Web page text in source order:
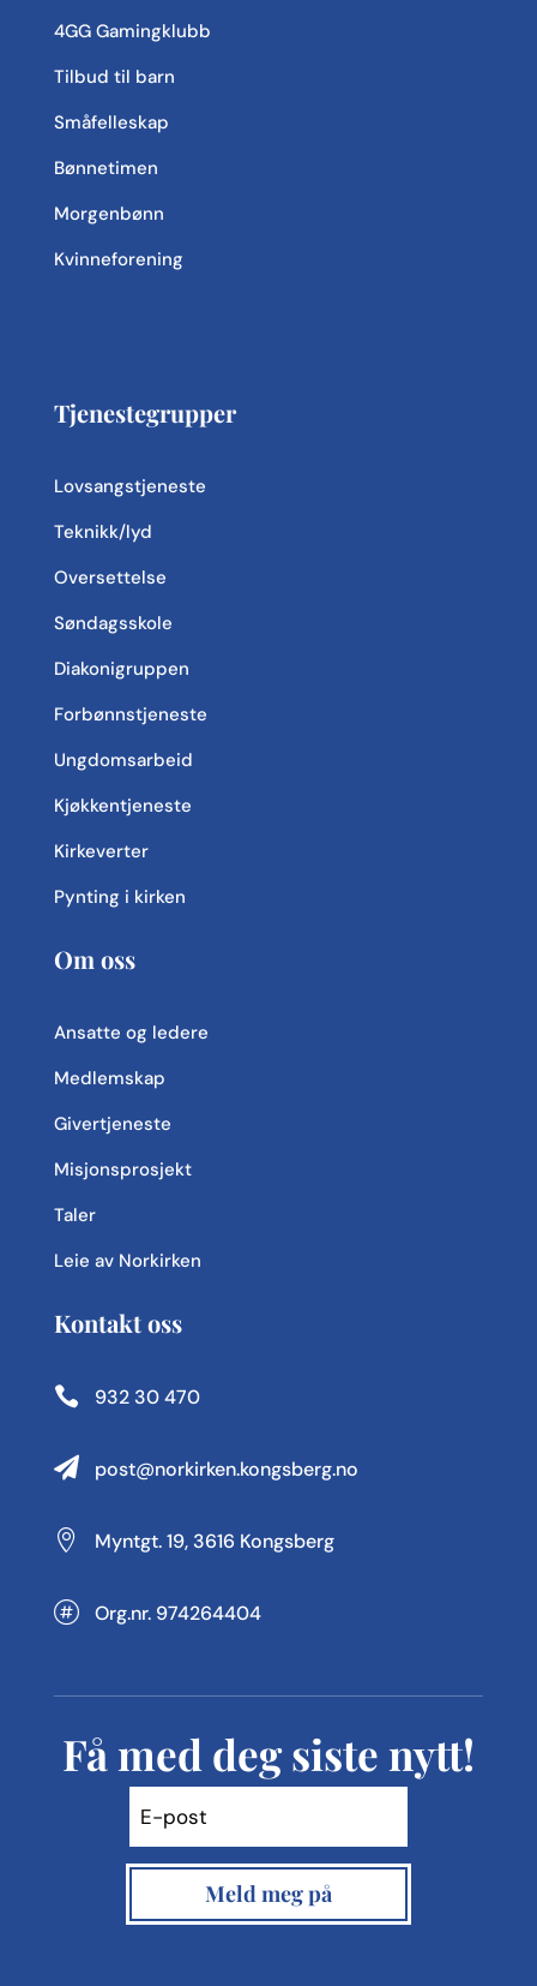
4GG Gamingklubb
Tilbud til barn
Småfelleskap
Bønnetimen
Morgenbønn
Kvinneforening
Tjenestegrupper
Lovsangstjeneste
Teknikk/lyd
Oversettelse
Søndagsskole
Diakonigruppen
Forbønnstjeneste
Ungdomsarbeid
Kjøkkentjeneste
Kirkeverter
Pynting i kirken
Om oss
Ansatte og ledere
Medlemskap
Givertjeneste
Misjonsprosjekt
Taler
Leie av Norkirken
Kontakt oss
 932 30 470
 post@norkirken.kongsberg.no
 Myntgt. 19, 3616 Kongsberg
 Org.nr. 974264404
Få med deg siste nytt!
Meld meg på